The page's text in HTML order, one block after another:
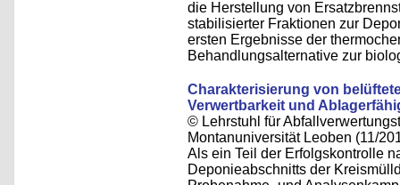
die Herstellung von
stabilisierter Fraktionen zur
ersten Ergebnisse der
Behandlungsalternative zur
Charakterisierung von
Verwertbarkeit und
© Lehrstuhl für
Montanuniversität Leoben (11/
Als ein Teil der Erfolgskontrolle
Deponieabschnitts der